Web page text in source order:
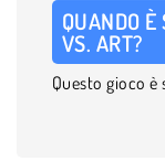
QUANDO
VS. ART?
Questo gioco